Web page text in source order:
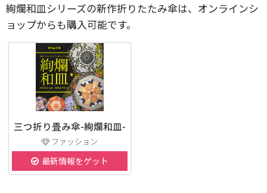
絢爛和皿シリーズの新作折りたたみ傘は、オンラインシ
ョップからも購入可能です。
三つ折り畳み傘-絢爛和皿-
ファッション
最新情報をゲット